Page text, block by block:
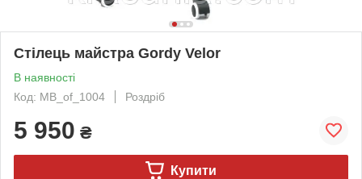
Стілець майстра Gordy Velor
В наявності
Код: MB_of_1004
Роздріб
5 950 ₴
Купити